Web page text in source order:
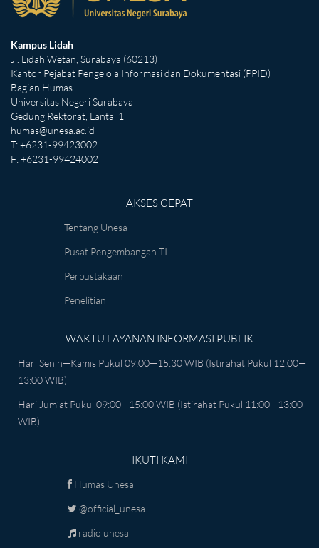
Kampus Lidah
Jl. Lidah Wetan, Surabaya (60213)
Kantor Pejabat Pengelola Informasi dan Dokumentasi (PPID)
Bagian Humas
Universitas Negeri Surabaya
Gedung Rektorat, Lantai 1
humas@unesa.ac.id
T: +6231-99423002
F: +6231-99424002
AKSES CEPAT
Tentang Unesa
Pusat Pengembangan TI
Perpustakaan
Penelitian
WAKTU LAYANAN INFORMASI PUBLIK
Hari Senin—Kamis Pukul 09:00—15:30 WIB (istirahat Pukul 12:00—
13:00 WIB)
Hari Jum’at Pukul 09:00—15:00 WIB (istirahat Pukul 11:00—13:00
WIB)
IKUTI KAMI
Humas Unesa
@official_unesa
radio unesa